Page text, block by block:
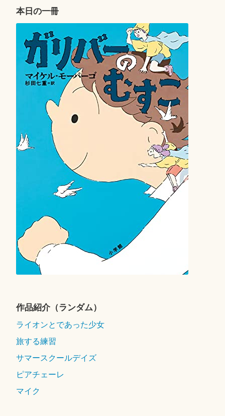
ー
シ
ン
本日の一冊
作品紹介（ランダム）
ライオンとであった少女
旅する練習
サマースクールデイズ
ピアチェーレ
マイク